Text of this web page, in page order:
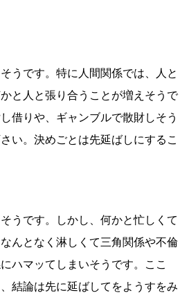
うです。特に人間関係では、人と
と人と張り合うことが増えそうで
借りや、ギャンブルで散財しそう
い。決めごとは先延ばしにするこ
うです。しかし、何かと忙しくて
んとなく淋しくて三角関係や不倫
ハマッてしまいそうです。ここ
結論は先に延ばしてをようすをみ